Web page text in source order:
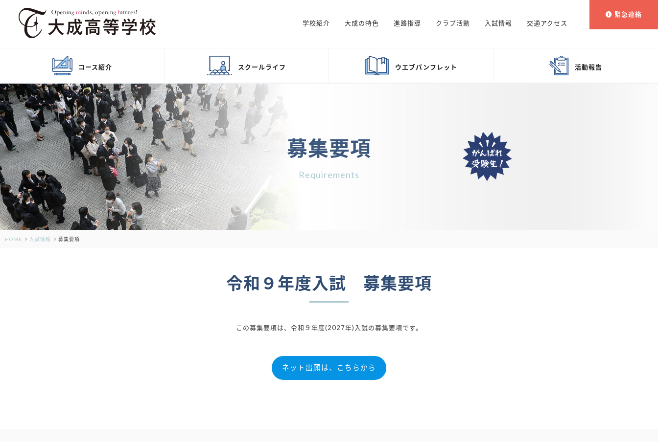
学校紹介 大成の特色 進路指導 クラブ活動 入試情報 交通アクセス
緊急連絡
コース紹介 スクールライフ ウエブパンフレット 活動報告
募集要項
Requirements
HOME 入試情報 募集要項
令和９年度入試 募集要項
この募集要項は、令和９年度(2027年)入試の募集要項です。
ネット出願は、こちらから